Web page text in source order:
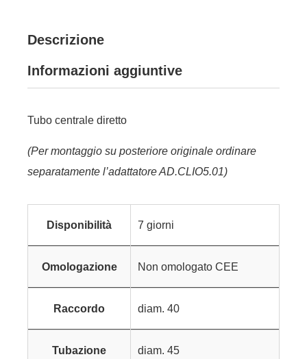
Descrizione
Informazioni aggiuntive
Tubo centrale diretto
(Per montaggio su posteriore originale ordinare
separatamente l’adattatore AD.CLIO5.01)
Disponibilità 7 giorni
Omologazione Non omologato CEE
Raccordo diam. 40
Tubazione diam. 45